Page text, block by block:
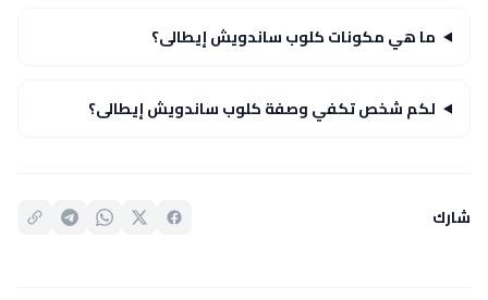
ما هي مكونات كلوب ساندويش إيطالى؟
لكم شخص تكفي وصفة كلوب ساندويش إيطالى؟
شارك